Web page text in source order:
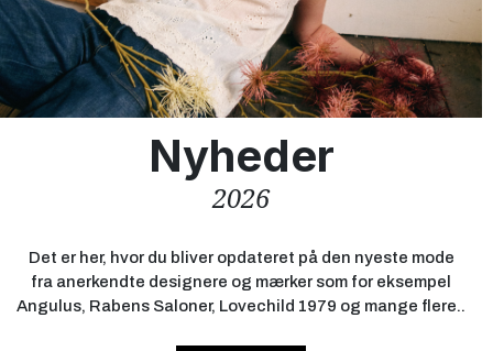
Nyheder
2026
Det er her, hvor du bliver opdateret på den nyeste mode
fra anerkendte designere og mærker som for eksempel
Angulus, Rabens Saloner, Lovechild 1979 og mange flere..